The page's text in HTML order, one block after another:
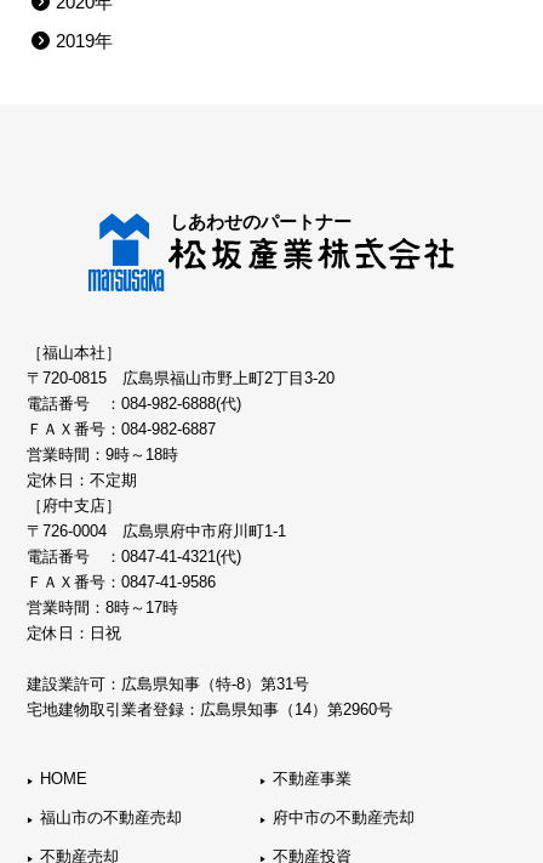
2019年
［福山本社］
〒720-0815 広島県福山市野上町2丁目3-20
電話番号 ：084-982-6888(代)
ＦＡＸ番号：084-982-6887
営業時間：9時～18時
定休日：不定期
［府中支店］
〒726-0004 広島県府中市府川町1-1
電話番号 ：0847-41-4321(代)
ＦＡＸ番号：0847-41-9586
営業時間：8時～17時
定休日：日祝
建設業許可：広島県知事（特-8）第31号
宅地建物取引業者登録：広島県知事（14）第2960号
HOME 不動産事業
福山市の不動産売却 府中市の不動産売却
不動産売却 不動産投資